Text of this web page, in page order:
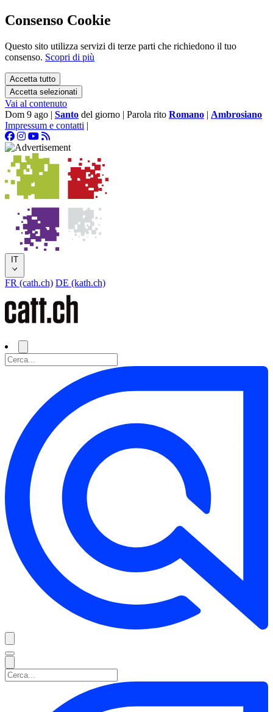
Consenso Cookie
Questo sito utilizza servizi di terze parti che richiedono il tuo
consenso. Scopri di più
Accetta tutto
Accetta selezionati
Vai al contenuto
Dom 9 ago | Santo del giorno | Parola rito Romano | Ambrosiano
Impressum e contatti |
IT
FR (cath.ch) DE (kath.ch)